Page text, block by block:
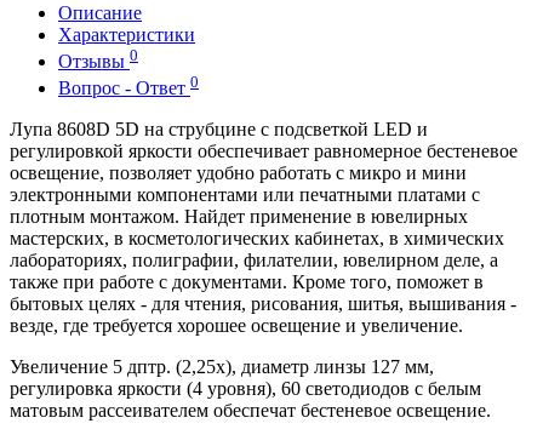
Описание
Характеристики
Отзывы 0
Вопрос - Ответ 0
Лупа 8608D 5D на струбцине с подсветкой LED и
регулировкой яркости обеспечивает равномерное бестеневое
освещение, позволяет удобно работать с микро и мини
электронными компонентами или печатными платами с
плотным монтажом. Найдет применение в ювелирных
мастерских, в косметологических кабинетах, в химических
лабораториях, полиграфии, филателии, ювелирном деле, а
также при работе с документами. Кроме того, поможет в
бытовых целях - для чтения, рисования, шитья, вышивания -
везде, где требуется хорошее освещение и увеличение.
Увеличение 5 дптр. (2,25х), диаметр линзы 127 мм,
регулировка яркости (4 уровня), 60 светодиодов с белым
матовым рассеивателем обеспечат бестеневое освещение.